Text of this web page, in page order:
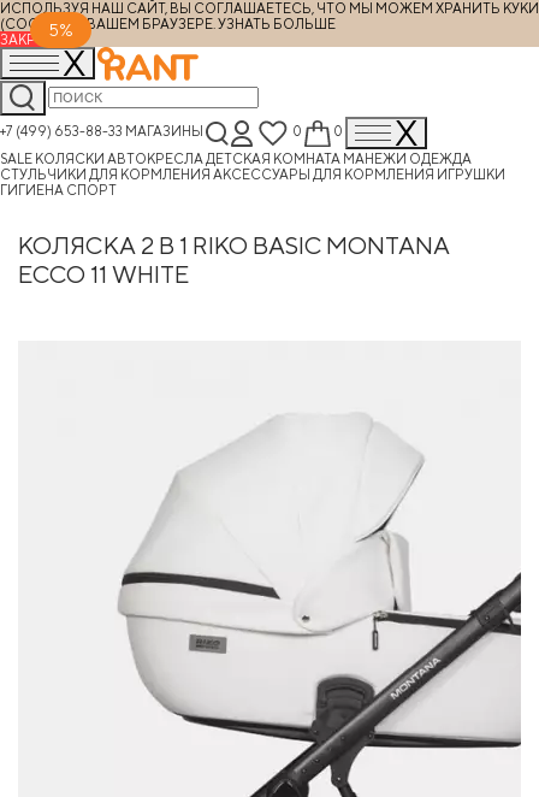
ИСПОЛЬЗУЯ НАШ САЙТ, ВЫ СОГЛАШАЕТЕСЬ, ЧТО МЫ МОЖЕМ ХРАНИТЬ КУКИ
(COOKIES) В ВАШЕМ БРАУЗЕРЕ. УЗНАТЬ БОЛЬШЕ
ЗАКРЫТЬ
+7 (499) 653-88-33 МАГАЗИНЫ 0
0
SALE КОЛЯСКИ АВТОКРЕСЛА ДЕТСКАЯ КОМНАТА МАНЕЖИ ОДЕЖДА
СТУЛЬЧИКИ ДЛЯ КОРМЛЕНИЯ АКСЕССУАРЫ ДЛЯ КОРМЛЕНИЯ ИГРУШКИ
ГИГИЕНА СПОРТ
КОЛЯСКА 2 В 1 RIKO BASIC MONTANA
ECCO 11 WHITE
5%